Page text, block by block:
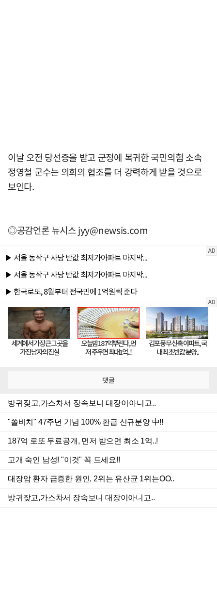
이날 오전 당선증을 받고 군정에 복귀한 국민의힘 소속
정영철 군수는 의회의 협조를 더 강력하게 받을 것으로
보인다.
◎공감언론 뉴시스jyy@newsis.com
댓글